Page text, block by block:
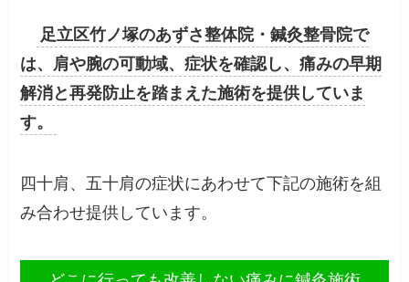
足立区竹ノ塚のあずさ整体院・鍼灸整骨院で
は、肩や腕の可動域、症状を確認し、痛みの早期
解消と再発防止を踏まえた施術を提供していま
す。
四十肩、五十肩の症状にあわせて下記の施術を組
み合わせ提供しています。